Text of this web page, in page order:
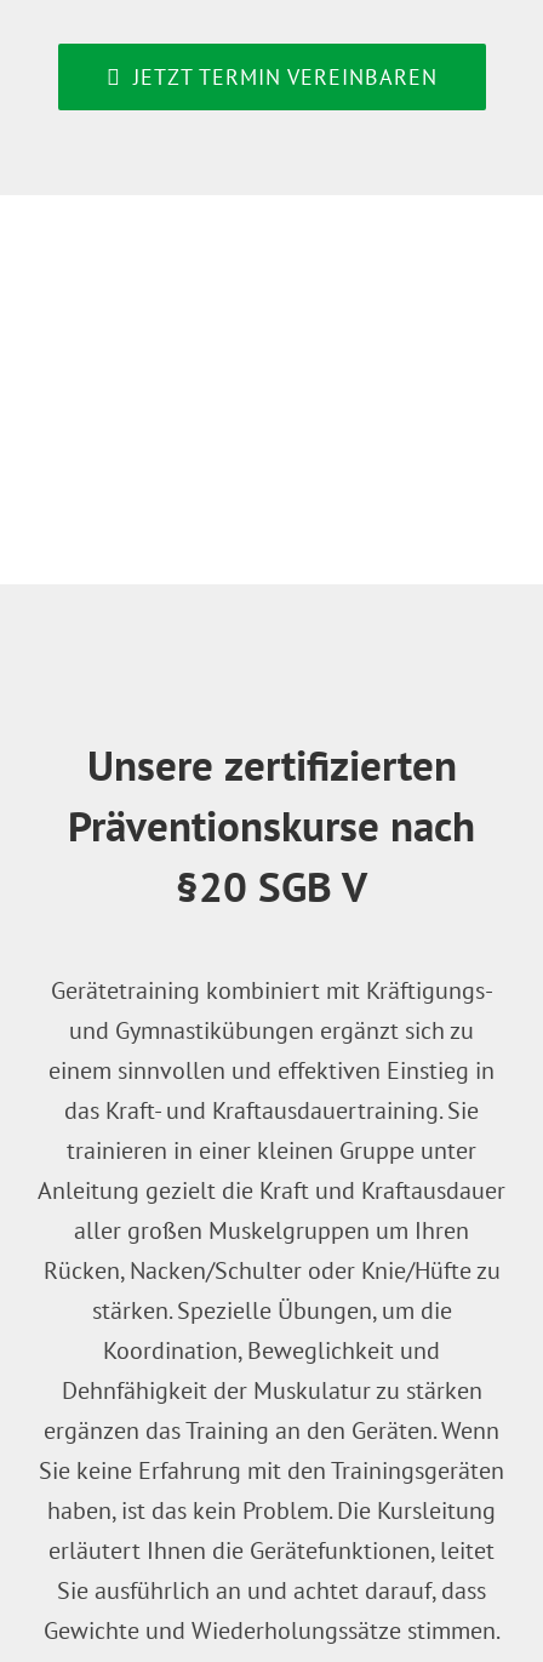
JETZT TERMIN VEREINBAREN
Unsere zertifizierten
Präventionskurse nach
§20 SGB V
Gerätetraining kombiniert mit Kräftigungs-
und Gymnastikübungen ergänzt sich zu
einem sinnvollen und effektiven Einstieg in
das Kraft- und Kraftausdauertraining. Sie
trainieren in einer kleinen Gruppe unter
Anleitung gezielt die Kraft und Kraftausdauer
aller großen Muskelgruppen um Ihren
Rücken, Nacken/Schulter oder Knie/Hüfte zu
stärken. Spezielle Übungen, um die
Koordination, Beweglichkeit und
Dehnfähigkeit der Muskulatur zu stärken
ergänzen das Training an den Geräten. Wenn
Sie keine Erfahrung mit den Trainingsgeräten
haben, ist das kein Problem. Die Kursleitung
erläutert Ihnen die Gerätefunktionen, leitet
Sie ausführlich an und achtet darauf, dass
Gewichte und Wiederholungssätze stimmen.